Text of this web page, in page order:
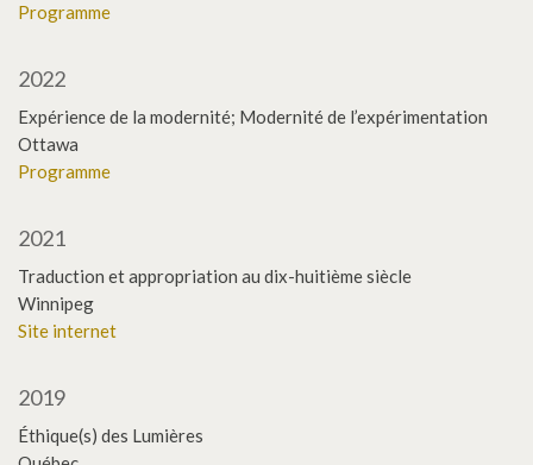
Programme
2022
Expérience de la modernité; Modernité de l’expérimentation
Ottawa
Programme
2021
Traduction et appropriation au dix-huitième siècle
Winnipeg
Site internet
2019
Éthique(s) des Lumières